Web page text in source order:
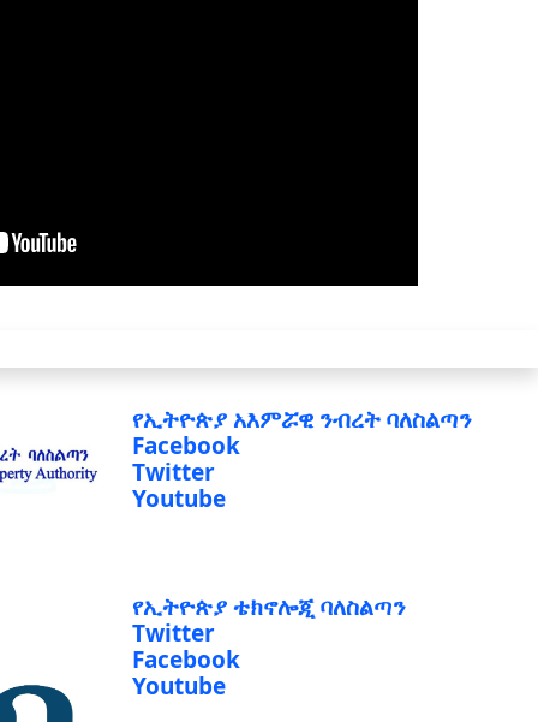
የኢትዮጵያ አእምሯዊ ንብረት ባለስልጣን
Facebook
Twitter
Youtube
የኢትዮጵያ ቴክኖሎጂ ባለስልጣን
Twitter
Facebook
Youtube